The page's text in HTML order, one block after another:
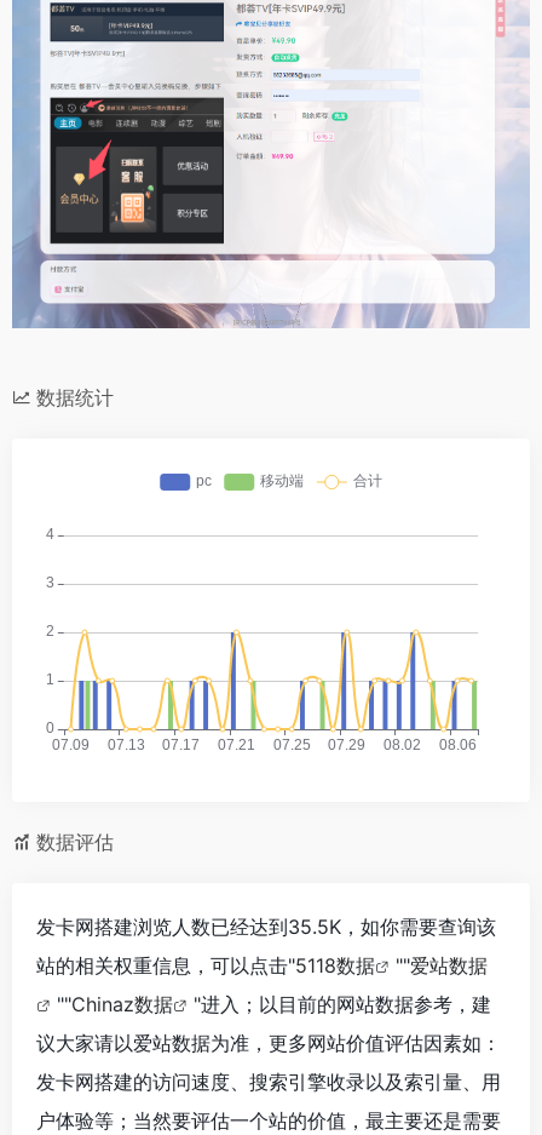
数据统计
数据评估
发卡网搭建浏览人数已经达到35.5K，如你需要查询该
站的相关权重信息，可以点击"5118数据 ""爱站数据
""Chinaz数据
"进入；以目前的网站数据参考，建
议大家请以爱站数据为准，更多网站价值评估因素如：
发卡网搭建的访问速度、搜索引擎收录以及索引量、用
户体验等；当然要评估一个站的价值，最主要还是需要